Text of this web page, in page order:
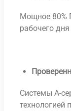
Мощное 80%
рабочего
Системы А-